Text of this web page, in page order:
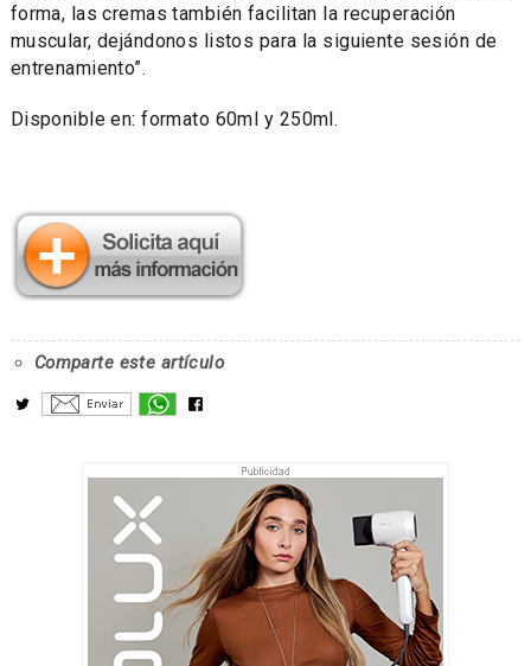
forma, las cremas también facilitan la recuperación
muscular, dejándonos listos para la siguiente sesión de
entrenamiento”.
Disponible en: formato 60ml y 250ml.
Comparte este artículo